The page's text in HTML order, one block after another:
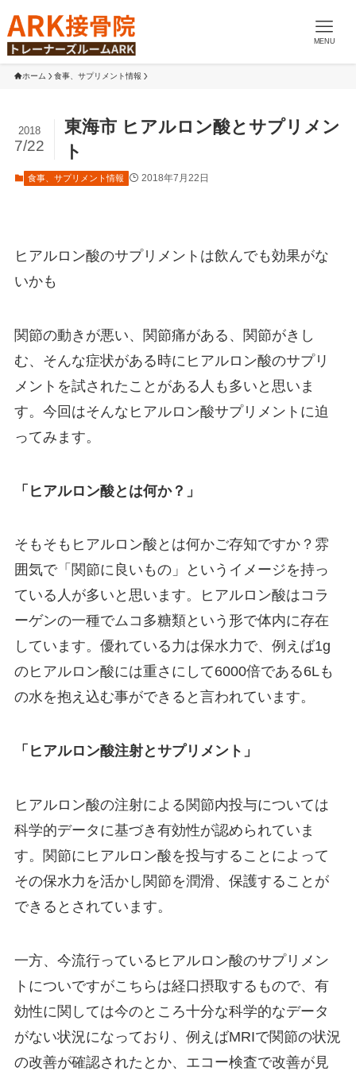
MENU
ホーム 食事、サプリメント情報
東海市 ヒアルロン酸とサプリメン
ト
2018
7/22
食事、サプリメント情報 2018年7月22日
ヒアルロン酸のサプリメントは飲んでも効果がな
いかも
関節の動きが悪い、関節痛がある、関節がきし
む、そんな症状がある時にヒアルロン酸のサプリ
メントを試されたことがある人も多いと思いま
す。今回はそんなヒアルロン酸サプリメントに迫
ってみます。
「ヒアルロン酸とは何か？」
そもそもヒアルロン酸とは何かご存知ですか？雰
囲気で「関節に良いもの」というイメージを持っ
ている人が多いと思います。ヒアルロン酸はコラ
ーゲンの一種でムコ多糖類という形で体内に存在
しています。優れている力は保水力で、例えば1g
のヒアルロン酸には重さにして6000倍である6Lも
の水を抱え込む事ができると言われています。
「ヒアルロン酸注射とサプリメント」
ヒアルロン酸の注射による関節内投与については
科学的データに基づき有効性が認められていま
す。関節にヒアルロン酸を投与することによって
その保水力を活かし関節を潤滑、保護することが
できるとされています。
一方、今流行っているヒアルロン酸のサプリメン
トについですがこちらは経口摂取するもので、有
効性に関しては今のところ十分な科学的なデータ
がない状況になっており、例えばMRIで関節の状況
の改善が確認されたとか、エコー検査で改善が見